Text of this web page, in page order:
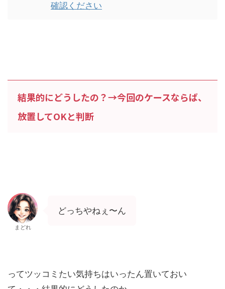
確認ください
結果的にどうしたの？→今回のケースならば、
放置してOKと判断
まどれ
どっちやねぇ〜ん
ってツッコミたい気持ちはいったん置いておい